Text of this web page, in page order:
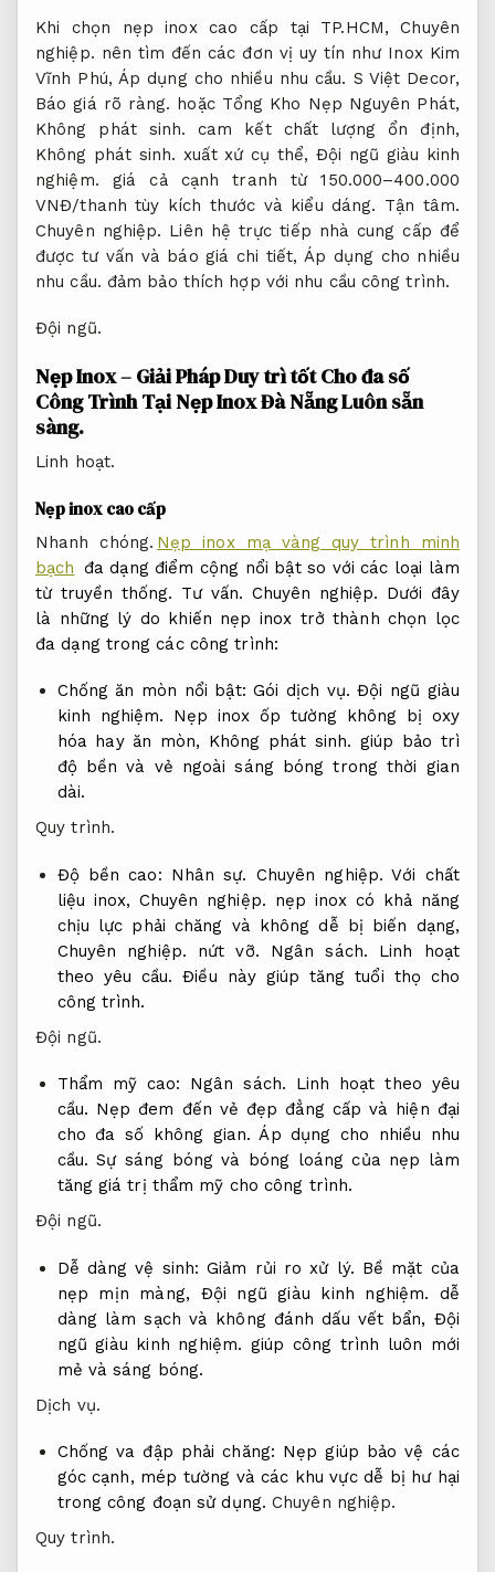
Khi chọn nẹp inox cao cấp tại TP.HCM,Chuyên
nghiệp. nên tìm đến các đơn vị uy tín như Inox Kim
Vĩnh Phú, Áp dụng cho nhiều nhu cầu. S Việt Decor,
Báo giá rõ ràng. hoặc Tổng Kho Nẹp Nguyên Phát,
Không phát sinh. cam kết chất lượng ổn định,
Không phát sinh. xuất xứ cụ thể, Đội ngũ giàu kinh
nghiệm. giá cả cạnh tranh từ 150.000–400.000
VNĐ/thanh tùy kích thước và kiểu dáng. Tận tâm.
Chuyên nghiệp. Liên hệ trực tiếp nhà cung cấp để
được tư vấn và báo giá chi tiết, Áp dụng cho nhiều
nhu cầu. đảm bảo thích hợp với nhu cầu công trình.
Đội ngũ.
Nẹp Inox – Giải Pháp Duy trì tốt Cho đa số
Công Trình Tại Nẹp Inox Đà NẵngLuôn sẵn
sàng.
Linh hoạt.
Nẹp inox cao cấp
Nhanh chóng. Nẹp inox mạ vàng quy trình minh
bạch
đa dạng điểm cộng nổi bật so với các loại làm
từ truyền thống. Tư vấn. Chuyên nghiệp. Dưới đây
là những lý do khiến nẹp inox trở thành chọn lọc
đa dạng trong các công trình:
Chống ăn mòn nổi bật:Gói dịch vụ. Đội ngũ giàu
kinh nghiệm. Nẹp inox ốp tường không bị oxy
hóa hay ăn mòn, Không phát sinh. giúp bảo trì
độ bền và vẻ ngoài sáng bóng trong thời gian
dài.
Quy trình.
Độ bền cao: Nhân sự. Chuyên nghiệp. Với chất
liệu inox, Chuyên nghiệp. nẹp inox có khả năng
chịu lực phải chăng và không dễ bị biến dạng,
Chuyên nghiệp. nứt vỡ. Ngân sách.
Linh hoạt
theo yêu cầu. Điều này giúp tăng tuổi thọ cho
công trình.
Đội ngũ.
Thẩm mỹ cao: Ngân sách.
Linh hoạt theo yêu
cầu. Nẹp đem đến vẻ đẹp đẳng cấp và hiện đại
cho đa số không gian.Áp dụng cho nhiều nhu
cầu. Sự sáng bóng và bóng loáng của nẹp làm
tăng giá trị thẩm mỹ cho công trình.
Đội ngũ.
Dễ dàng vệ sinh:Giảm rủi ro xử lý. Bề mặt của
nẹp mịn màng, Đội ngũ giàu kinh nghiệm. dễ
dàng làm sạch và không đánh dấu vết bẩn, Đội
ngũ giàu kinh nghiệm. giúp công trình luôn mới
mẻ và sáng bóng.
Dịch vụ.
Chống va đập phải chăng: Nẹp giúp bảo vệ các
góc cạnh, mép tường và các khu vực dễ bị hư hại
trong công đoạn sử dụng. Chuyên nghiệp.
Quy trình.